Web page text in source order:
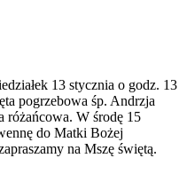
13 stycznia o godz. 13
pogrzebowa śp. Andrzja
różańcowa. W środę 15
do Matki Bożej
na Mszę świętą.